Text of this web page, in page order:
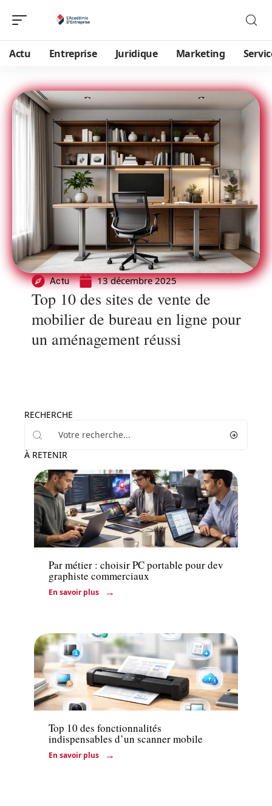
Actu Entreprise Juridique Marketing
Actu 13 décembre 2025
Top 10 des sites de vente de
mobilier de bureau en ligne pour
un aménagement réussi
RECHERCHE
À RETENIR
Actu
Par métier : choisir PC portable pour dev
graphiste commerciaux
En savoir plus
Actu
Top 10 des fonctionnalités
indispensables d’un scanner mobile
En savoir plus